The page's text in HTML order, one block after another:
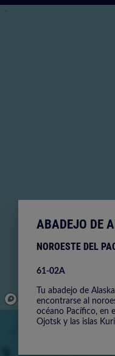
© Mapbox
ABADEJO DE
NOROESTE DEL
61-02A
Tu abadejo de
encontrarse al
océano Pacífico, en
Ojotsk y las islas